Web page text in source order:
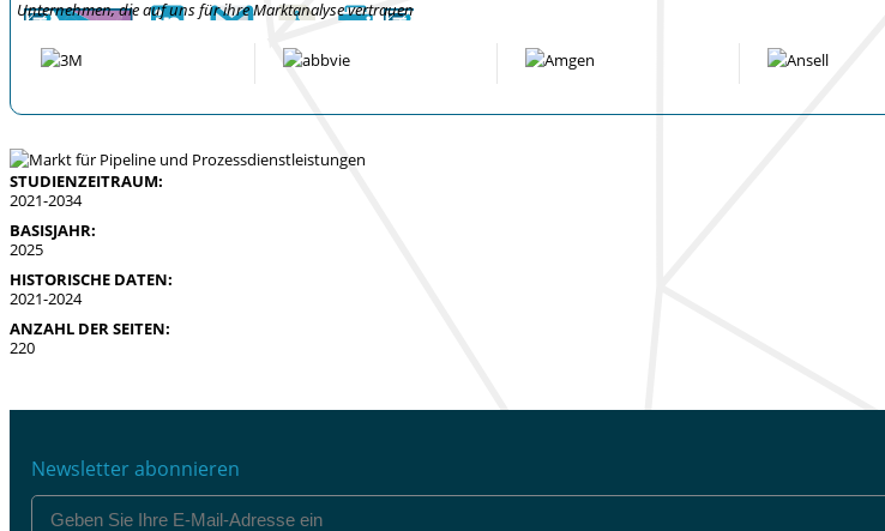
Unternehmen, die auf uns für ihre Marktanalyse vertrauen
STUDIENZEITRAUM:
2021-2034
BASISJAHR:
2025
HISTORISCHE DATEN:
2021-2024
ANZAHL DER SEITEN:
220
Newsletter abonnieren